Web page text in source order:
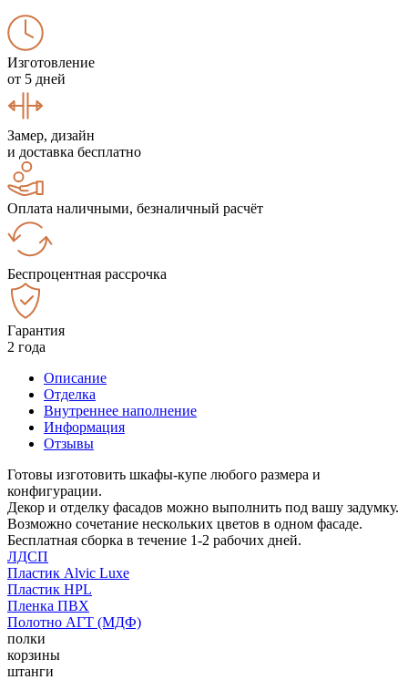
Изготовление
от 5 дней
Замер, дизайн
и доставка бесплатно
Оплата наличными, безналичный расчёт
Беспроцентная рассрочка
Гарантия
2 года
Описание
Отделка
Внутреннее наполнение
Информация
Отзывы
Готовы изготовить шкафы-купе любого размера и
конфигурации.
Декор и отделку фасадов можно выполнить под вашу задумку.
Возможно сочетание нескольких цветов в одном фасаде.
Бесплатная сборка в течение 1-2 рабочих дней.
ЛДСП
Пластик Alvic Luxe
Пластик HPL
Пленка ПВХ
Полотно АГТ (МДФ)
полки
корзины
штанги